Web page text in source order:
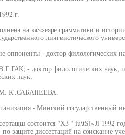
г.
на ка$>еяре грамматики и
лингвистического
оппоненты - доктор филологических
- доктор филологических
наук,
М. К'.САБАНЕЕВА.
- Минский государственный
состоится "ХЗ " iu\tSJ~Ji 1992
защите диссертаций на соискание